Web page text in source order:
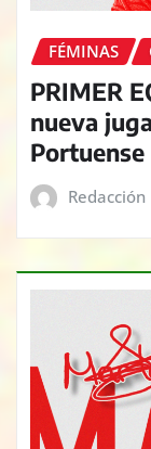
FÉMINAS
PRIMER
nueva
Portuense
Redacción